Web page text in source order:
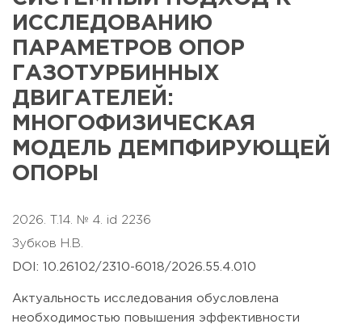
ИССЛЕДОВАНИЮ
ПАРАМЕТРОВ ОПОР
ГАЗОТУРБИННЫХ
ДВИГАТЕЛЕЙ:
МНОГОФИЗИЧЕСКАЯ
МОДЕЛЬ ДЕМПФИРУЮЩЕЙ
ОПОРЫ
2026. T.14. № 4. id 2236
Зубков Н.В.
DOI: 10.26102/2310-6018/2026.55.4.010
Актуальность исследования обусловлена
необходимостью повышения эффективности